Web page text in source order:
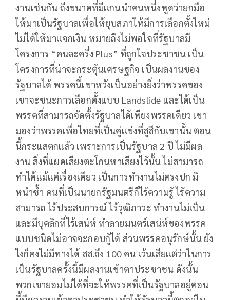
งานเช่นกัน ถึงขนาดที่มีแกนนำคนหนึ่งพูดว่ายกมือ
ให้มาเป็นรัฐบาลเพื่อให้ยุบสภาให้มีการเลือกตั้งใหม่
ไม่ได้ให้มาแจกเงิน หมายถึงไม่พอใจที่รัฐบาลมี
โครงการ “คนละครึ่ง Plus” ที่ถูกใจประชาชน เป็น
โครงการที่น่าจะกระตุ้นเศรษฐกิจ เป็นผลงานของ
รัฐบาลได้ พรรคนี้เขาหวังเป็นอย่างยิ่งว่าพรรคของ
เขาจะชนะการเลือกตั้งแบบ Landslide และได้เป็น
พรรคที่สามารถจัดตั้งรัฐบาลได้เพียงพรรคเดียว เขา
มองว่าพรรคเพื่อไทยที่เป็นคู่แข่งที่สูสีกับเขานั้น ตอน
นี้กระแสตกแล้ว เพราะการเป็นรัฐบาล 2 ปี ไม่มีผล
งาน สิ่งที่แผดเสียงตะโกนหาเสียงไว้นั้น ไม่สามารถ
ทำได้แม้แต่เรื่องเดียว เป็นการทำงานไม่ตรงปก มิ
หนำซ้ำ คนที่เป็นนายกรัฐมนตรีก็ไร้ความรู้ ไร้ความ
สามารถ ไร้ประสบการณ์ ไร้วุฒิภาวะ ทำงานไม่เป็น
และมีบุคลิกที่ไร้เสน่ห์ ทำลายมนตร์เสน่ห์ของพรรค
แบบชนิดไม่อาจจะกอบกู้ได้ ส่วนพรรคอนุรักษ์นั้น ยัง
ไงก็คงไม่มีทางได้ สส.ถึง 100 คน เว้นเสียแต่ว่าในการ
เป็นรัฐบาลครั้งนี้มีผลงานเข้าตาประชาชน ดังนั้น
พวกเขายอมไม่ได้ที่จะให้พรรคที่เป็นรัฐบาลอยู่ตอน